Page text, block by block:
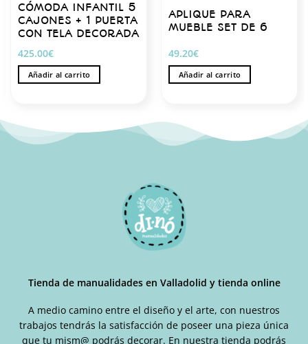
CÓMODA INFANTIL 5
CAJONES + 1 PUERTA
CON TELA DECORADA
425.00€
Añadir al carrito
APLIQUE PARA
MUEBLE SET DE 6
49.20€
Añadir al carrito
Tienda de manualidades en Valladolid y tienda online
A medio camino entre el diseño y el arte, con nuestros
trabajos tendrás la satisfacción de poseer una pieza única
que tu mism@ podrás decorar. En nuestra tienda podrás